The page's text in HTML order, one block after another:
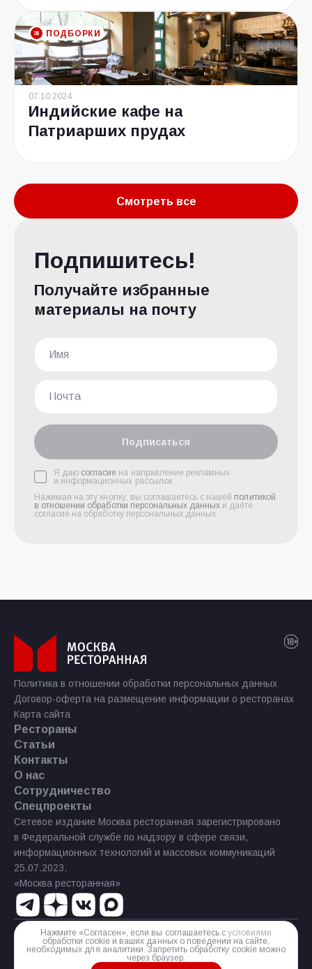
ПОДБОРКИ
07.10.2024
Индийские кафе на
Патриарших прудах
Смотреть все
Подпишитесь!
Получайте избранные
материалы на почту
Подписаться
Я даю согласие на направление рекламных
и информационных рассылок
Нажимая на эту кнопку, вы соглашаетесь с нашей политикой
в отношении обработки персональных данных и даёте
согласие на обработку персональных данных.
Политика в отношении обработки персональных данных
Договор-оферта на размещение информации о ресторанах
Карта сайта
Рестораны
Статьи
Контакты
О нас
Сотрудничество
Спецпроекты
Сетевое издание Москва ресторанная зарегистрировано
в Федеральной службе по надзору в сфере связи,
информационных технологий и массовых коммуникаций
25.07.2023.
«Москва ресторанная»
Реестровая запись Эл № ФС77−85 644 от 21 июля 2023 г.
Разработка сайта
Нажмите «Согласен», если вы соглашаетесь с условиями
обработки cookie и ваших данных о поведении на сайте,
необходимых для аналитики. Запретить обработку cookie можно
через браузер.